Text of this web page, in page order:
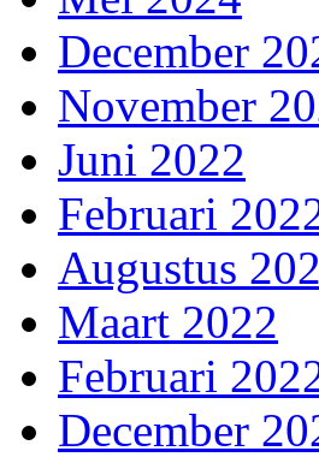
December
November
Juni 2022
Februari
Augustus
Maart 2022
Februari
December